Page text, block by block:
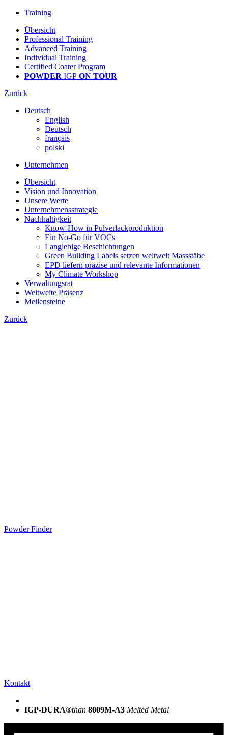
Training
Übersicht
Professional Training
Advanced Training
Individual Training
Certified Coater Program
POWDER IGP ON TOUR
Zurück
Deutsch
English
Deutsch
français
polski
Unternehmen
Übersicht
Vision und Innovation
Unsere Werte
Unternehmensstrategie
Nachhaltigkeit
Know-How in Pulverlackproduktion
Ein No-Go für VOCs
Langlebige Beschichtungen
Green Building Labels setzen weltweit Massstäbe
EPD liefern präzise und relevante Informationen
My Climate Workshop
Verwaltungsrat
Weltweite Präsenz
Meilensteine
Zurück
Powder Finder
Kontakt
IGP-DURA®than 8009M-A3 Melted Metal